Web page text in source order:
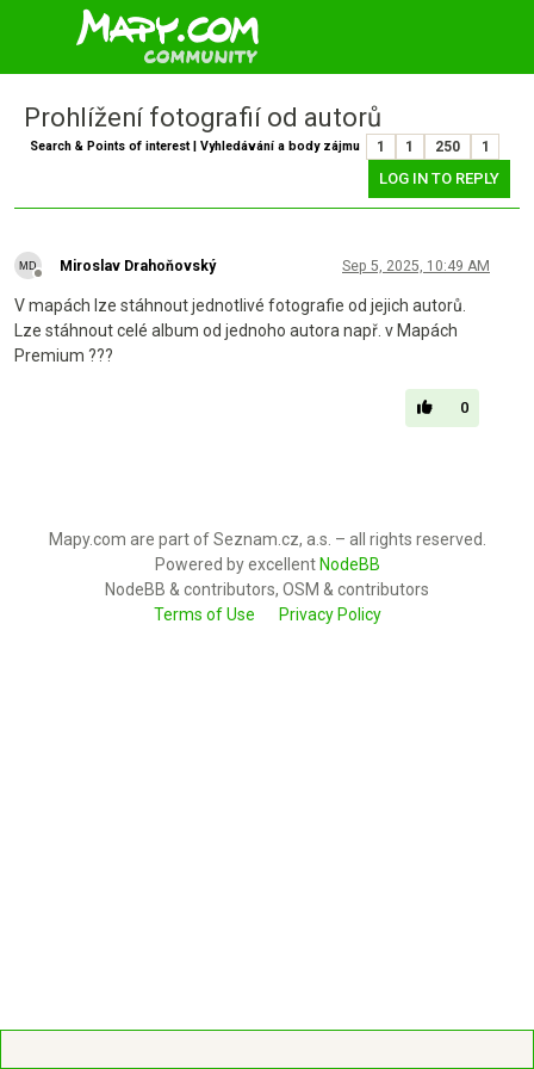
Prohlížení fotografií od autorů
Search & Points of interest | Vyhledávání a body zájmu 1 1 250 1
LOG IN TO REPLY
Miroslav Drahoňovský Sep 5, 2025, 10:49 AM
V mapách lze stáhnout jednotlivé fotografie od jejich autorů.
Lze stáhnout celé album od jednoho autora např. v Mapách
Premium ???
0
Mapy.com are part of Seznam.cz, a.s. – all rights reserved.
Powered by excellent NodeBB
NodeBB & contributors, OSM & contributors
Terms of Use
Privacy Policy